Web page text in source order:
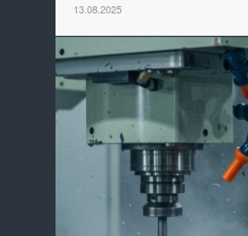
13.08.2025